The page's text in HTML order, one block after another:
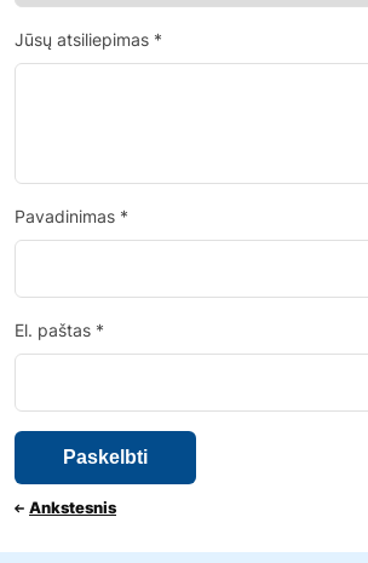
Jūsų atsiliepimas *
Pavadinimas *
El. paštas *
Ankstesnis